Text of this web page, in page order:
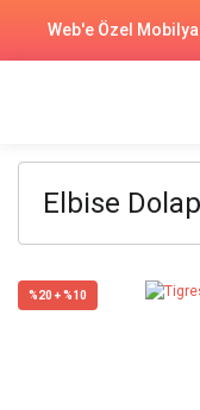
Web'e Özel
Elbise
%20 + %10